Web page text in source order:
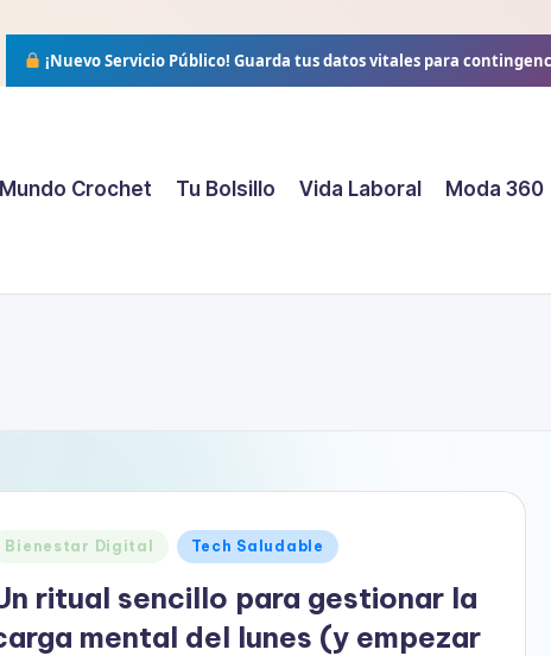
¡Nuevo Servicio Público! Guarda tus datos vitales para
Mundo Crochet Tu Bolsillo Vida Laboral Moda 360
Publicado
Bienestar Digital Tech Saludable
ritual sencillo para gestionar la
mental del lunes (y empezar